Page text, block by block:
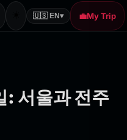
🇺🇸 EN▾ 💼My Trip
: 서울과 전주